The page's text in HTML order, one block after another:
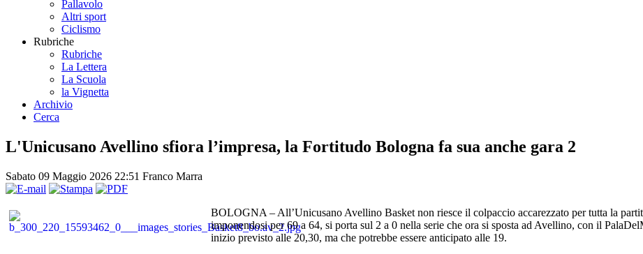
Pallavolo
Altri sport
Ciclismo
Rubriche
Rubriche
La Lettera
La Scuola
la Vignetta
Archivio
Cerca
L'Unicusano Avellino sfiora l’impresa, la Fortitudo Bologna fa sua anche gara 2
Sabato 09 Maggio 2026 22:51 Franco Marra
BOLOGNA – All’Unicusano Avellino Basket non riesce il colpaccio accarezzato per tutta la
imponendosi per 69 a 64, si porta sul 2 a 0 nella serie che ora si sposta ad Avellino, con il
inizio previsto alle 20,30, ma che potrebbe essere anticipato alle 19.